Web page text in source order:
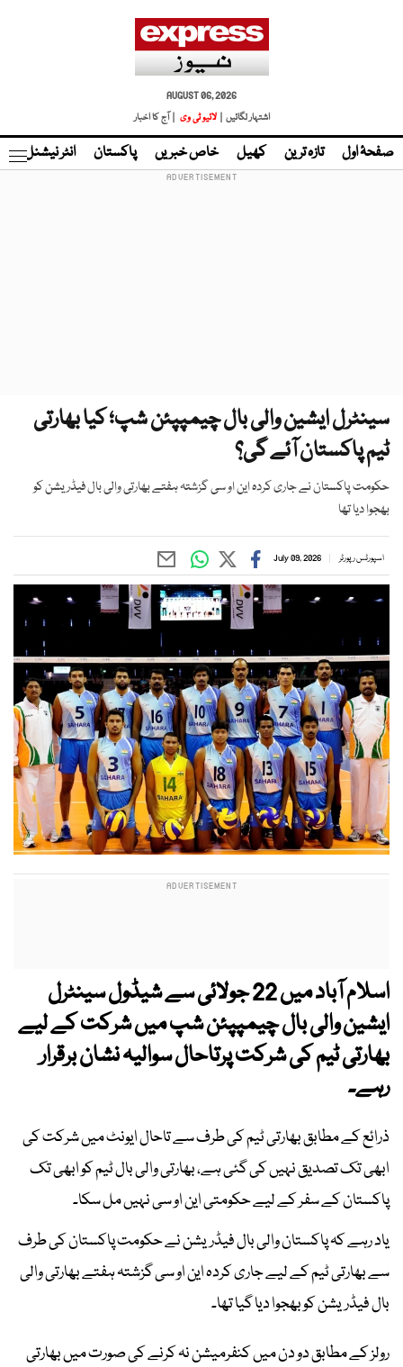
AUGUST 06, 2026
اشتہار لگائیں |
لائیو ٹی وی | آج کا اخبار
صفحۂ اول تازہ ترین کھیل خاص خبریں پاکستان انٹر نیشنل
سینٹرل ایشین والی بال چیمپپئن شپ؛ کیا بھارتی
ٹیم پاکستان آئے گی؟
حکومت پاکستان نے جاری کردہ این او سی گزشتہ ہفتے بھارتی والی بال فیڈریشن کو
بھجوا دیا تھا
اسپورٹس رپورٹر July 09, 2026
اسلام آباد میں 22 جولائی سے شیڈول سینٹرل
ایشین والی بال چیمپپئن شپ میں شرکت کے لیے
بھارتی ٹیم کی شرکت پرتاحال سوالیہ نشان برقرار
رہے۔
ذرائع کے مطابق بھارتی ٹیم کی طرف سے تاحال ایونٹ میں شرکت کی
ابھی تک تصدیق نہیں کی گئی ہے، بھارتی والی بال ٹیم کو ابھی تک
پاکستان کے سفر کے لیے حکومتی این او سی نہیں مل سکا۔
یاد رہے کہ پاکستان والی بال فیڈریشن نے حکومت پاکستان کی طرف
سے بھارتی ٹیم کے لیے جاری کردہ این او سی گزشتہ ہفتے بھارتی والی
بال فیڈریشن کو بھجوا دیا گیا تھا۔
رولز کے مطابق دو دن میں کنفرمیشن نہ کرنے کی صورت میں بھارتی